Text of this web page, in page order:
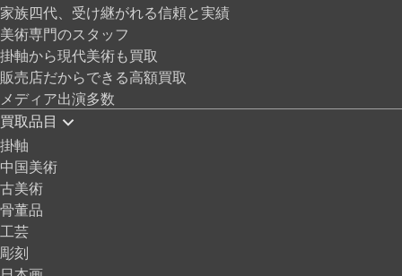
家族四代、受け継がれる信頼と実績
美術専門のスタッフ
掛軸から現代美術も買取
販売店だからできる高額買取
メディア出演多数
買取品目
掛軸
中国美術
古美術
骨董品
工芸
彫刻